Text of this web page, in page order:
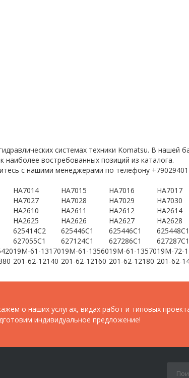
системах техники Komatsu. В нашей
востребованных позиций из каталога.
с нашими менеджерами по телефону
HA7014 HA7015 HA7016 HA7017
HA7027 HA7028 HA7029 HA7030
HA2610 HA2611 HA2612 HA2614
HA2625 HA2626 HA2627 HA2628
625414C2 625446C1 625446C1 625448C1
627055C1 627124C1 627286C1 627287C1
19M-61-1317019M-61-1356019M-61-1357019M-72-
201-62-12140 201-62-12160 201-62-12180 201-62-
о наших услугах, видах работ и типовых
индивидуальное предложение!